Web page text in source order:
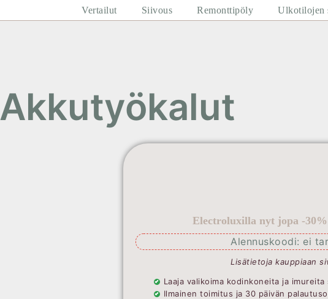
Vertailut Siivous Remonttipöly Ulkotilojen
Akkutyökalut
Electroluxilla nyt jopa -
Alennuskoodi: ei
Lisätietoja kauppiaan
Laaja valikoima kodinkoneita ja
Ilmainen toimitus ja 30 päivän